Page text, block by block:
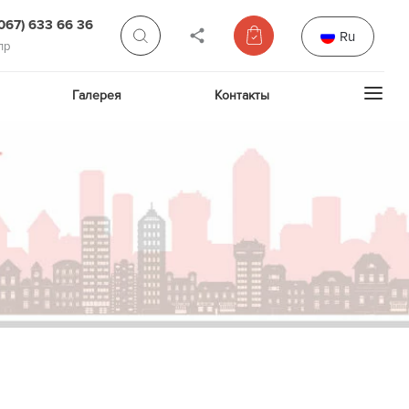
633 66 36
Ru
Галерея Контакты